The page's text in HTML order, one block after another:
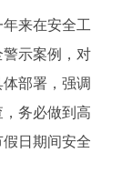
来在安全工
示案例，对
部署，强调
务必做到高
日期间安全